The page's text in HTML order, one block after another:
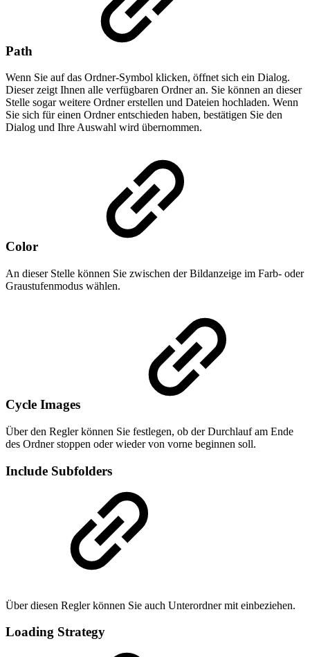
Path
Wenn Sie auf das Ordner-Symbol klicken, öffnet sich ein Dialog.
Dieser zeigt Ihnen alle verfügbaren Ordner an. Sie können an dieser
Stelle sogar weitere Ordner erstellen und Dateien hochladen. Wenn
Sie sich für einen Ordner entschieden haben, bestätigen Sie den
Dialog und Ihre Auswahl wird übernommen.
Color
An dieser Stelle können Sie zwischen der Bildanzeige im Farb- oder
Graustufenmodus wählen.
Cycle Images
Über den Regler können Sie festlegen, ob der Durchlauf am Ende
des Ordner stoppen oder wieder von vorne beginnen soll.
Include Subfolders
Über diesen Regler können Sie auch Unterordner mit einbeziehen.
Loading Strategy